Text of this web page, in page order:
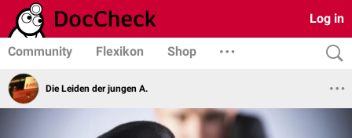
Log in
Community Flexikon Shop
Die Leiden der jungen A.